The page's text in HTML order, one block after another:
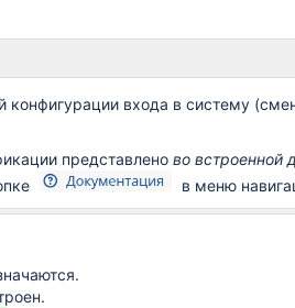
входа в систему
представлено во встроенной
в меню